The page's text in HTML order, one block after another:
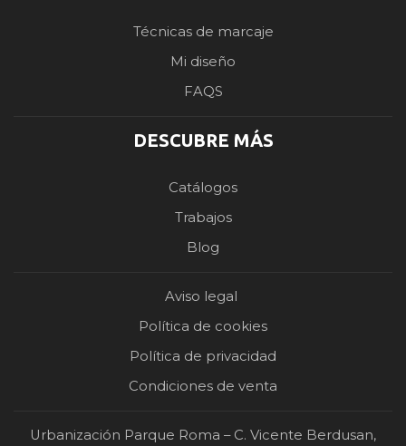
Técnicas de marcaje
Mi diseño
FAQS
DESCUBRE MÁS
Catálogos
Trabajos
Blog
Aviso legal
Política de cookies
Política de privacidad
Condiciones de venta
Urbanización Parque Roma – C. Vicente Berdusan,